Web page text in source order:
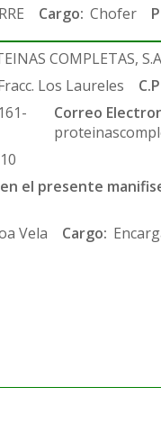
Cargo: Chofer
COMPLETAS,
Los Laureles
Correo
el presente
Vela Cargo: